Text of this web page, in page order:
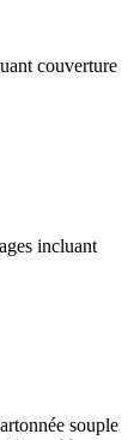
couverture
incluant
souple